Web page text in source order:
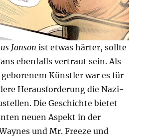
Janson ist etwas härter, sollte
ebenfalls vertraut sein. Als
Künstler war es für
Herausforderung die Nazi-
Die Geschichte bietet
neuen Aspekt in der
und Mr. Freeze und